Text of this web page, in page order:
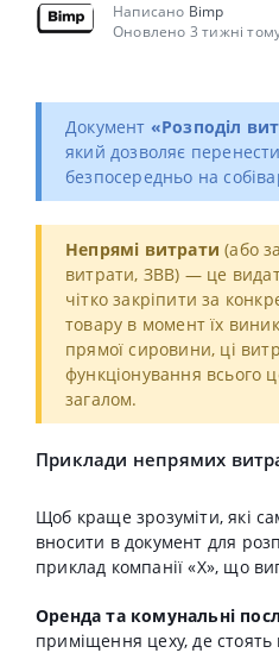
Написано Bimp
Оновлено 3 тижні
Документ «Розподіл
який дозволяє
безпосередньо на
Непрямі витрати (або
витрати, ЗВВ) — це
чітко закріпити за
товару в момент їх
прямої сировини, ці
функціонування всього
загалом.
Приклади непрямих
Щоб краще зрозуміти, які
вносити в документ для
приклад компанії «X», що
Оренда та комунальні
приміщення цеху, де стоять